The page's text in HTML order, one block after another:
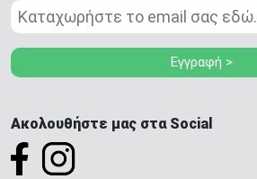
Εγγραφή >
Ακολουθήστε μας στα Social